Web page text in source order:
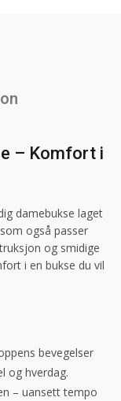
– Komfort i
damebukse laget
også passer
og smidige
i en bukse du vil
bevegelser
og hverdag.
– uansett tempo